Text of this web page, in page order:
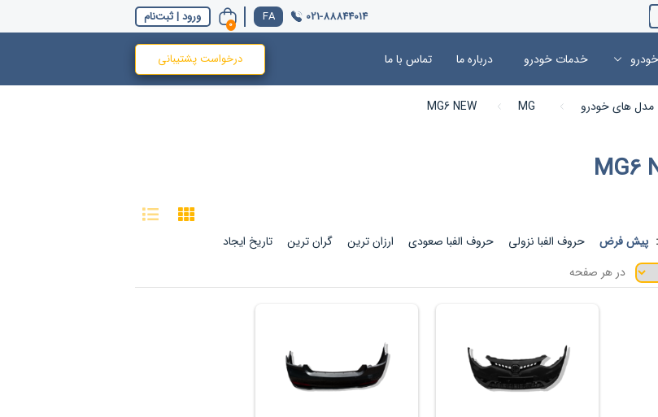
021-88844014
0 ورود | ثبت‌نام
خدمات خودرو درباره ما تماس با ما درخواست پشتیبانی
مدل های خودرو MG
MG6 NEW
MG6
پیش فرض حروف الفبا نزولی حروف الفبا صعودی ارزان ترین گران ترین
تاریخ ایجاد
در هر صفحه